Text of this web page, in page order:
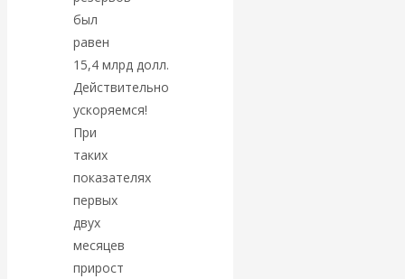
экономист
Валентин
Катасонов
считает, что
кризис в
банковской
сфере России
был
равен
15,4 млрд долл.
Действительно
ускоряемся!
При
таких
показателях
первых
двух
месяцев
прирост